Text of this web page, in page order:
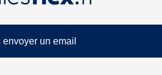
envoyer un email